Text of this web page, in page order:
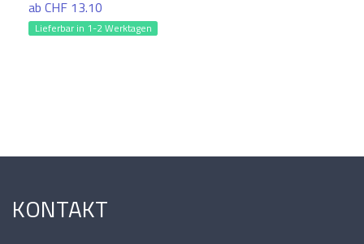
ab CHF 13.10
Lieferbar in 1-2 Werktagen
KONTAKT